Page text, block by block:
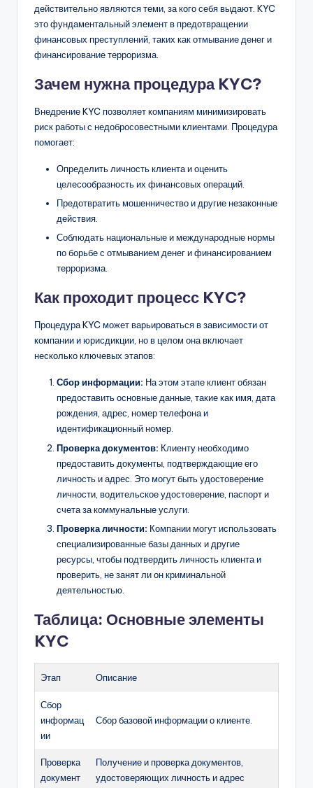
действительно являются теми, за кого себя выдают. KYC
это фундаментальный элемент в предотвращении
финансовых преступлений, таких как отмывание денег и
финансирование терроризма.
Зачем нужна процедура KYC?
Внедрение KYC позволяет компаниям минимизировать
риск работы с недобросовестными клиентами. Процедура
помогает:
Определить личность клиента и оценить
целесообразность их финансовых операций.
Предотвратить мошенничество и другие незаконные
действия.
Соблюдать национальные и международные нормы
по борьбе с отмыванием денег и финансированием
терроризма.
Как проходит процесс KYC?
Процедура KYC может варьироваться в зависимости от
компании и юрисдикции, но в целом она включает
несколько ключевых этапов:
Сбор информации: На этом этапе клиент обязан
предоставить основные данные, такие как имя, дата
рождения, адрес, номер телефона и
идентификационный номер.
Проверка документов: Клиенту необходимо
предоставить документы, подтверждающие его
личность и адрес. Это могут быть удостоверение
личности, водительское удостоверение, паспорт и
счета за коммунальные услуги.
Проверка личности: Компании могут использовать
специализированные базы данных и другие
ресурсы, чтобы подтвердить личность клиента и
проверить, не занят ли он криминальной
деятельностью.
Таблица: Основные элементы
KYC
Этап Описание
Сбор
информац
ии
Сбор базовой информации о клиенте.
Проверка
документ
Получение и проверка документов,
удостоверяющих личность и адрес